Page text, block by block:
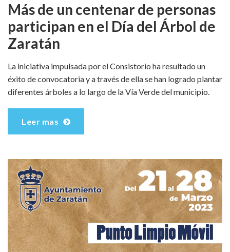
Más de un centenar de personas
participan en el Día del Árbol de
Zaratán
La iniciativa impulsada por el Consistorio ha resultado un
éxito de convocatoria y a través de ella se han logrado plantar
diferentes árboles a lo largo de la Vía Verde del municipio.
Leer mas